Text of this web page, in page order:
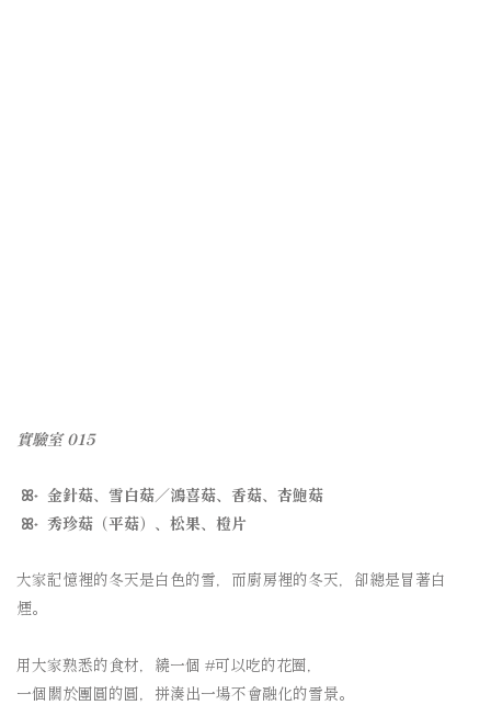
實驗室 015
ꕤ˖ 金針菇、雪白菇／鴻喜菇、香菇、杏鮑菇
ꕤ˖ 秀珍菇（平菇）、松果、橙片
大家記憶裡的冬天是白色的雪， 而廚房裡的冬天，卻總是冒著白
煙。
用大家熟悉的食材， 繞一個 #可以吃的花圈，
一個關於團圓的圓， 拼湊出一場不會融化的雪景。